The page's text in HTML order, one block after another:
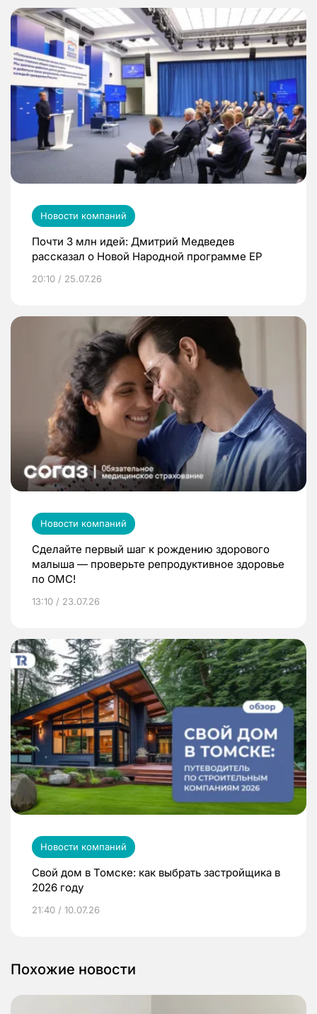
Новости компаний
Почти 3 млн идей: Дмитрий Медведев
рассказал о Новой Народной программе ЕР
20:10 / 25.07.26
Новости компаний
Сделайте первый шаг к рождению здорового
малыша — проверьте репродуктивное здоровье
по ОМС!
13:10 / 23.07.26
Новости компаний
Свой дом в Томске: как выбрать застройщика в
2026 году
21:40 / 10.07.26
Похожие новости